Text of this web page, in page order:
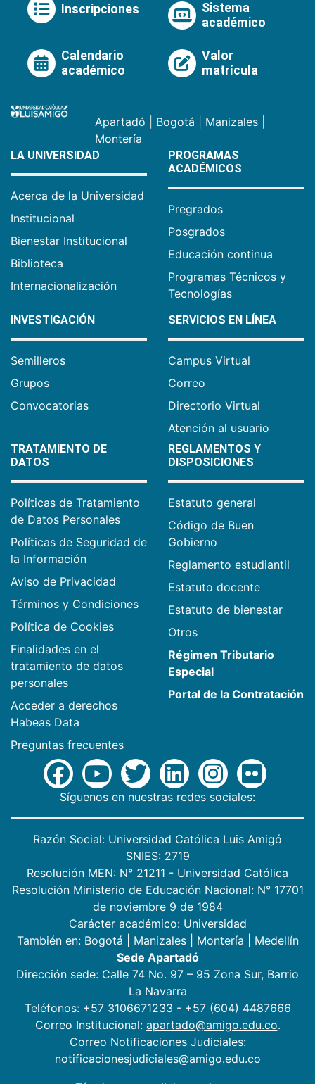
Inscripciones
Sistema
académico
Calendario
académico
Valor
matrícula
Apartadó Bogotá Manizales
Montería
LA UNIVERSIDAD
Acerca de la Universidad
Institucional
Bienestar Institucional
Biblioteca
Internacionalización
PROGRAMAS
ACADÉMICOS
Pregrados
Posgrados
Educación continua
Programas Técnicos y
Tecnologías
INVESTIGACIÓN
Semilleros
Grupos
Convocatorias
SERVICIOS EN LÍNEA
Campus Virtual
Correo
Directorio Virtual
Atención al usuario
TRATAMIENTO DE
DATOS
Políticas de Tratamiento
de Datos Personales
Políticas de Seguridad de
la Información
Aviso de Privacidad
Términos y Condiciones
Política de Cookies
Finalidades en el
tratamiento de datos
personales
Acceder a derechos
Habeas Data
Preguntas frecuentes
REGLAMENTOS Y
DISPOSICIONES
Estatuto general
Código de Buen
Gobierno
Reglamento estudiantil
Estatuto docente
Estatuto de bienestar
Otros
Régimen Tributario
Especial
Portal de la Contratación
Síguenos en nuestras redes sociales:
Razón Social: Universidad Católica Luis Amigó
SNIES: 2719
Resolución MEN: N° 21211 - Universidad Católica
Resolución Ministerio de Educación Nacional: N° 17701
de noviembre 9 de 1984
Carácter académico: Universidad
También en: Bogotá Manizales| Montería
Medellín
Sede Apartadó
Dirección sede: Calle 74 No. 97 – 95 Zona Sur, Barrio
La Navarra
Teléfonos: +57 3106671233 - +57 (604) 4487666
Correo Institucional: apartado@amigo.edu.co.
Correo Notificaciones Judiciales:
notificacionesjudiciales@amigo.edu.co